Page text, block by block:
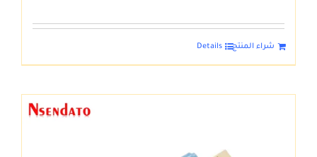
شراء المنتج Details